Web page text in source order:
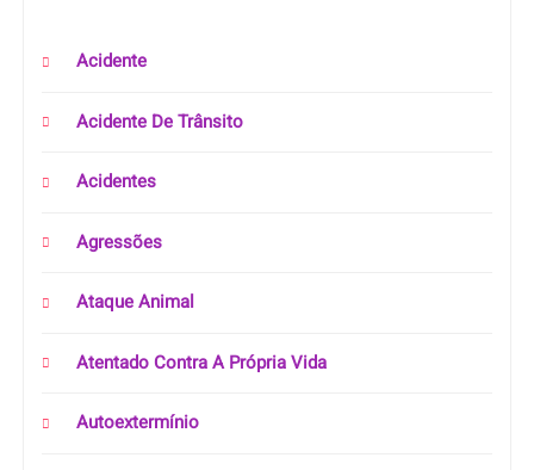
Acidente
Acidente De Trânsito
Acidentes
Agressões
Ataque Animal
Atentado Contra A Própria Vida
Autoextermínio